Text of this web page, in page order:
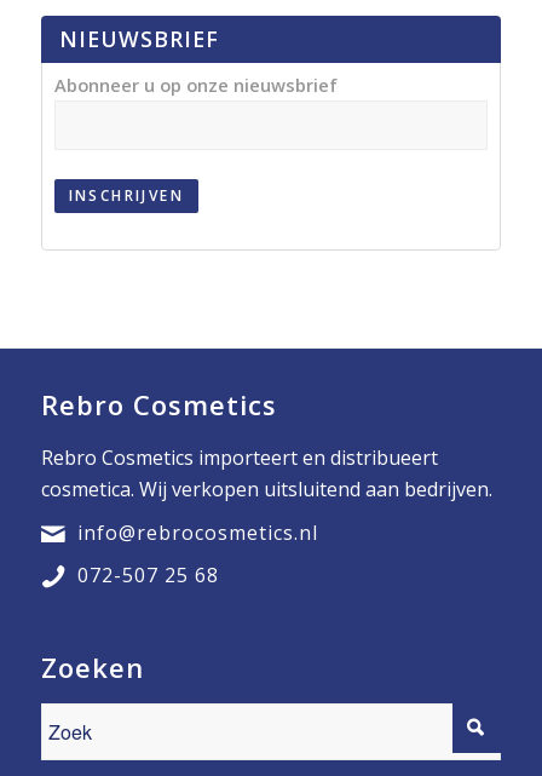
NIEUWSBRIEF
Abonneer u op onze nieuwsbrief
INSCHRIJVEN
Rebro Cosmetics
Rebro Cosmetics importeert en distribueert
cosmetica. Wij verkopen uitsluitend aan bedrijven.
info@rebrocosmetics.nl
072-507 25 68
Zoeken